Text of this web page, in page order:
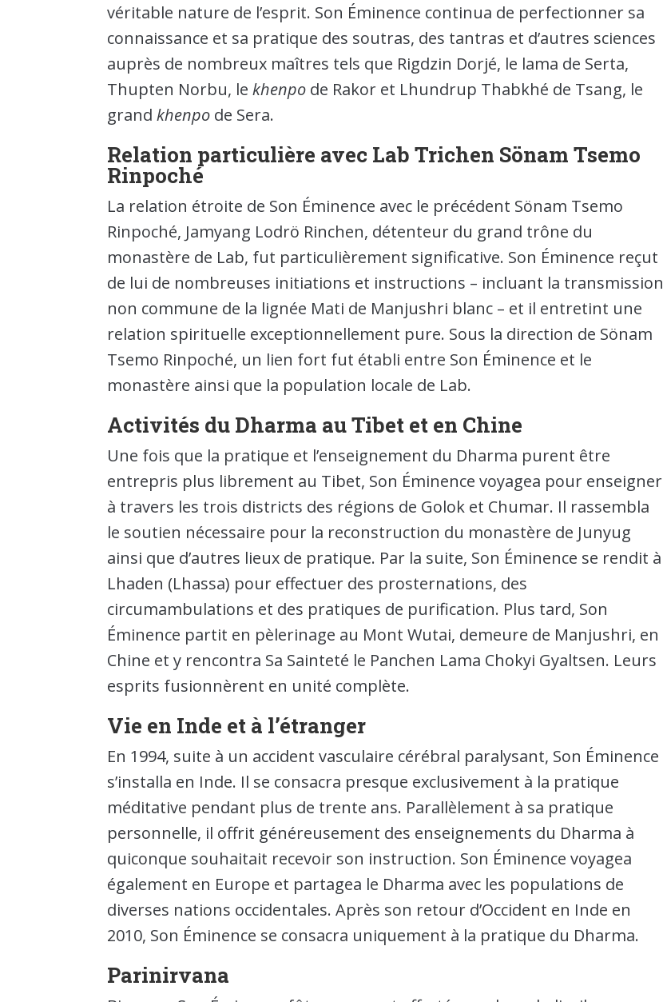
véritable nature de l’esprit. Son Éminence continua de perfectionner sa
connaissance et sa pratique des soutras, des tantras et d’autres sciences
auprès de nombreux maîtres tels que Rigdzin Dorjé, le lama de Serta,
Thupten Norbu, lekhenpo de Rakor et Lhundrup Thabkhé de Tsang, le
grandkhenpo de Sera.
Relation particulière avec Lab Trichen Sönam Tsemo
Rinpoché
La relation étroite de Son Éminence avec le précédent Sönam Tsemo
Rinpoché, Jamyang Lodrö Rinchen, détenteur du grand trône du
monastère de Lab, fut particulièrement significative. Son Éminence reçut
de lui de nombreuses initiations et instructions – incluant la transmission
non commune de la lignée Mati de Manjushri blanc – et il entretint une
relation spirituelle exceptionnellement pure. Sous la direction de Sönam
Tsemo Rinpoché, un lien fort fut établi entre Son Éminence et le
monastère ainsi que la population locale de Lab.
Activités du Dharma au Tibet et en Chine
Une fois que la pratique et l’enseignement du Dharma purent être
entrepris plus librement au Tibet, Son Éminence voyagea pour enseigner
à travers les trois districts des régions de Golok et Chumar. Il rassembla
le soutien nécessaire pour la reconstruction du monastère de Junyug
ainsi que d’autres lieux de pratique. Par la suite, Son Éminence se rendit à
Lhaden (Lhassa) pour effectuer des prosternations, des
circumambulations et des pratiques de purification. Plus tard, Son
Éminence partit en pèlerinage au Mont Wutai, demeure de Manjushri, en
Chine et y rencontra Sa Sainteté le Panchen Lama Chokyi Gyaltsen. Leurs
esprits fusionnèrent en unité complète.
Vie en Inde et à l’étranger
En 1994, suite à un accident vasculaire cérébral paralysant, Son Éminence
s’installa en Inde. Il se consacra presque exclusivement à la pratique
méditative pendant plus de trente ans. Parallèlement à sa pratique
personnelle, il offrit généreusement des enseignements du Dharma à
quiconque souhaitait recevoir son instruction. Son Éminence voyagea
également en Europe et partagea le Dharma avec les populations de
diverses nations occidentales. Après son retour d’Occident en Inde en
2010, Son Éminence se consacra uniquement à la pratique du Dharma.
Parinirvana